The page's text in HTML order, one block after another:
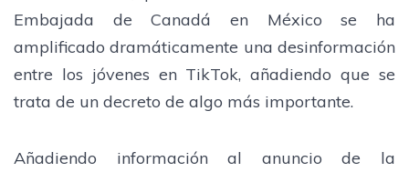
Embajada de Canadá en México se ha
amplificado dramáticamente una desinformación
entre los jóvenes en TikTok, añadiendo que se
trata de un decreto de algo más importante.
Añadiendo información al anuncio de la